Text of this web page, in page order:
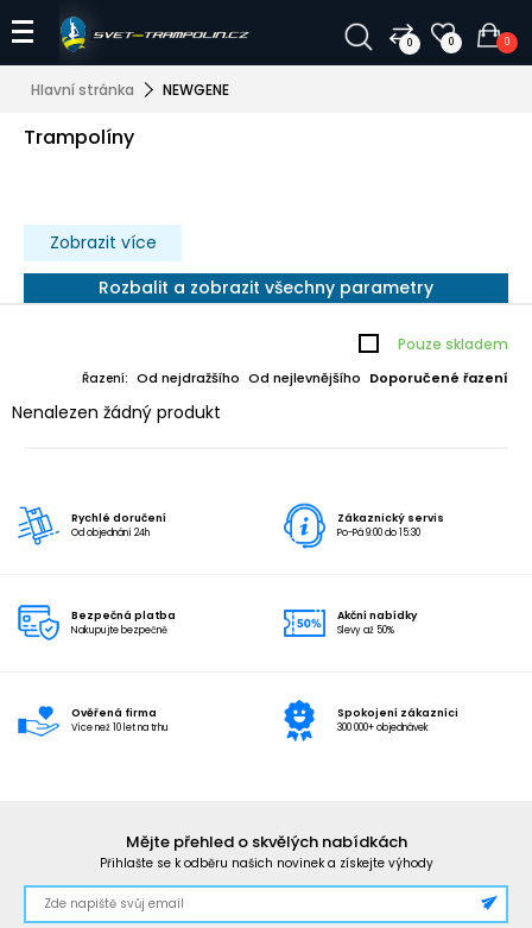
0 0 0
Hlavní stránka NEWGENE
Trampolíny
Zobrazit více
Rozbalit a zobrazit všechny parametry
Pouze skladem
Řazení: Od nejdražšího Od nejlevnějšího Doporučené řazení
Nenalezen žádný produkt
Rychlé doručení
Od objednání 24h
Zákaznický servis
Po-Pá 9:00 do 15:30
Bezpečná platba
Nakupujte bezpečně
Akční nabídky
Slevy až 50%
Ověřená firma
Více než 10 let na trhu
Spokojení zákazníci
300 000+ objednávek
Mějte přehled o skvělých nabídkách
Přihlašte se k odběru našich novinek a získejte výhody